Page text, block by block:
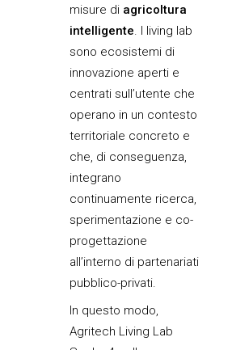
misure di agricoltura
intelligente. I living lab
sono ecosistemi di
innovazione aperti e
centrati sull’utente che
operano in un contesto
territoriale concreto e
che, di conseguenza,
integrano
continuamente ricerca,
sperimentazione e co-
progettazione
all’interno di partenariati
pubblico-privati.
In questo modo,
Agritech Living Lab